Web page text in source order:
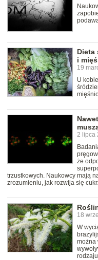
Dieta
i
19
U
2 lipca
że
trzustkowych. Naukowcy mają
zrozumieniu, jak rozwija się
18
W
można